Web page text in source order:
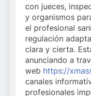
con jueces,
y organismos
el profesional
regulación
clara y cierta.
anunciando a
web https://
canales
profesionales